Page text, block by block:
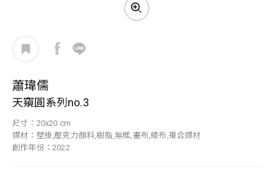
蕭瑋儒
天窺圓系列no.3
尺寸：20x20 cm
媒材：壁掛,壓克力顏料,樹脂,無框,畫布,綾布,複合媒材
創作年份：2022